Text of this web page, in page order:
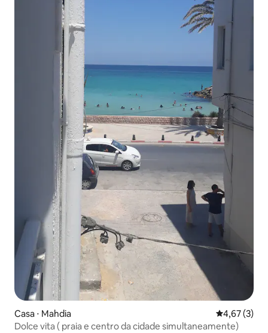
Casa ⋅ Mahdia 4,67 de
4,67 (3)
Dolce vita ( praia e centro da cidade simultaneamente)